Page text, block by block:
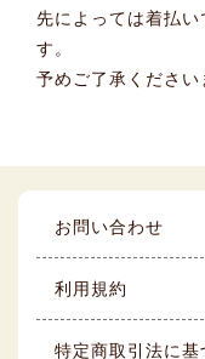
先によっては着払
す。
予めご了承ください
お問い合わせ
利用規約
特定商取引法に基